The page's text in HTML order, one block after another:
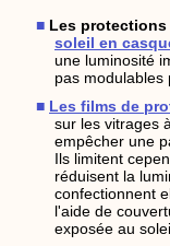
Les
soleil en
une luminosité
pas modulables
Les films de
sur les vitrages
empêcher une
Ils limitent
réduisent la
confectionnent
l'aide de
exposée au